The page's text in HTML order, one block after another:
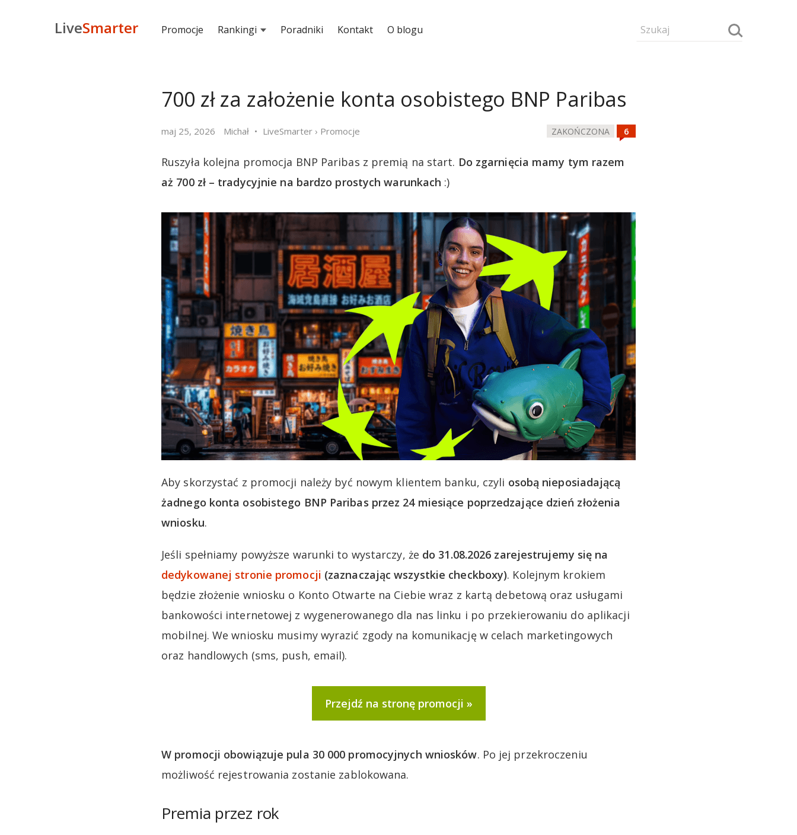
LiveSmarter Promocje Rankingi Poradniki Kontakt O blogu
700 zł za założenie konta osobistego BNP Paribas
maj 25, 2026 Michał LiveSmarter › Promocje ZAKOŃCZONA
Ruszyła kolejna promocja BNP Paribas z premią na start. Do zgarnięcia mamy tym razem
aż 700 zł – tradycyjnie na bardzo prostych warunkach :)
Aby skorzystać z promocji należy być nowym klientem banku, czyli osobą nieposiadającą
żadnego konta osobistego BNP Paribas przez 24 miesiące poprzedzające dzień złożenia
wniosku.
Jeśli spełniamy powyższe warunki to wystarczy, że do 31.08.2026 zarejestrujemy się na
dedykowanej stronie promocji (zaznaczając wszystkie checkboxy). Kolejnym krokiem
będzie złożenie wniosku o Konto Otwarte na Ciebie wraz z kartą debetową oraz usługami
bankowości internetowej z wygenerowanego dla nas linku i po przekierowaniu do aplikacji
mobilnej. We wniosku musimy wyrazić zgody na komunikację w celach marketingowych
oraz handlowych (sms, push, email).
Przejdź na stronę promocji
W promocji obowiązuje pula 30 000 promocyjnych wniosków. Po jej przekroczeniu
możliwość rejestrowania zostanie zablokowana.
Premia przez rok